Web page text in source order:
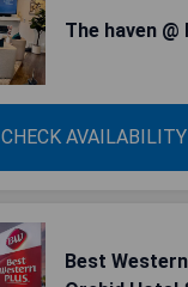
The haven @
CHECK AVAILABILITY
Best